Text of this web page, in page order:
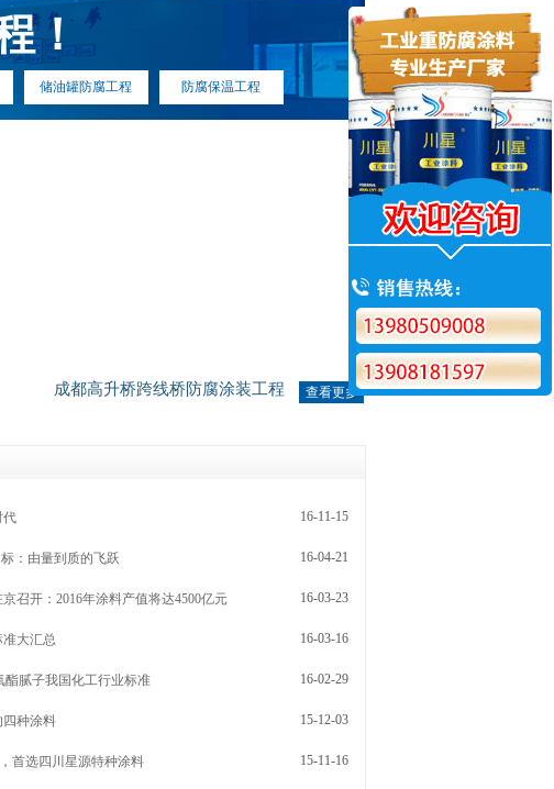
！
储油罐防腐工程 防腐保温工程
成都高升桥跨线桥防腐涂装工程 查看更多
代 16-11-15
：由量到质的飞跃 16-04-21
召开：2016年涂料产值将达4500亿元 16-03-23
大汇总 16-03-16
酯腻子我国化工行业标准 16-02-29
四种涂料 15-12-03
首选四川星源特种涂料 15-11-16